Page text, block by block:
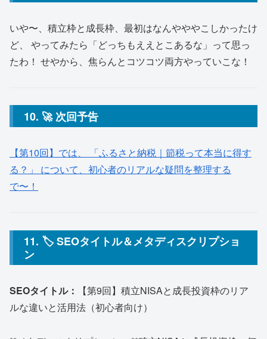
いや〜、積立枠と成長枠、最初はなんやややこしかったけ
ど、 やってみたら「どっちもええとこあるな」って思っ
たわ！ せやから、焦らんとコツコツ両方やっていこな！
10. 🚀 次回予告
【第10回】では、 「ふるさと納税｜節税って本当に得す
る？」 について、初心者のリアルな疑問を整理する
で〜！
11. 🏷 SEOタイトル＆メタディスクリプショ
ン
SEOタイトル：
【第9回】積立NISAと成長投資枠のリア
ルな違いと活用法（初心者向け）